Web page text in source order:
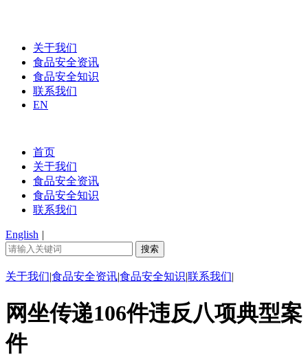
关于我们
食品安全资讯
食品安全知识
联系我们
EN
首页
关于我们
食品安全资讯
食品安全知识
联系我们
English |
关于我们|食品安全资讯|食品安全知识|联系我们|
网坐传递106件违反八项典型案
件